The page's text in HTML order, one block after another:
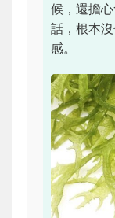
候，還擔
話，根本
感。